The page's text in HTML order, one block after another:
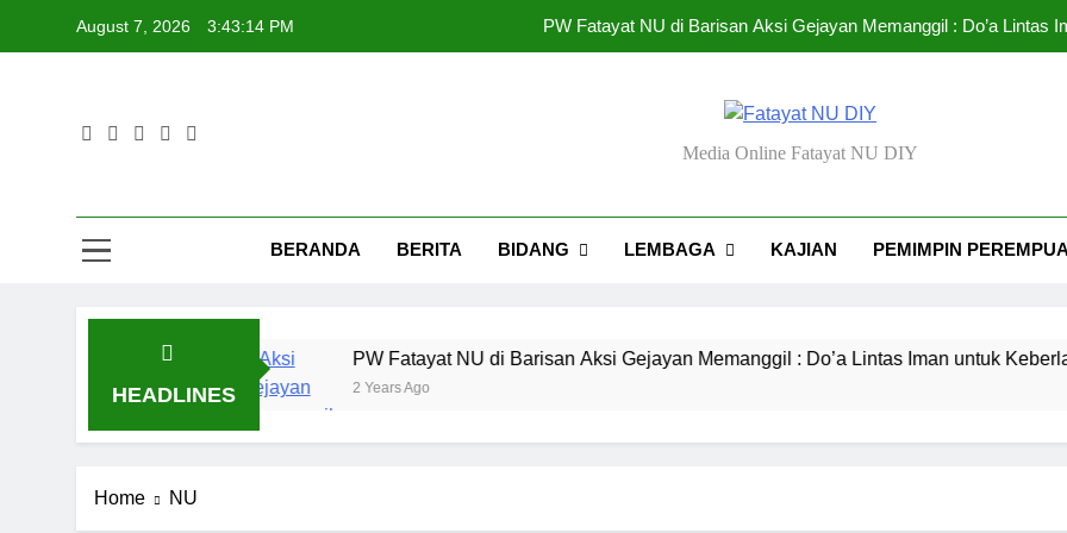
August 7, 2026 3:43:14 PM PW Fatayat NU di Barisan Aksi Gejayan Memanggil : Do’a Lintas
Rendahnya Partisipasi Pemimpin
Fatayat NU DIY
Media Online Fatayat NU DIY
BERANDA BERITA BIDANG LEMBAGA KAJIAN PEMIMPIN
HEADLINES
PW Fatayat NU di Barisan Aksi Gejayan Memanggil : Do’a Lintas Iman untuk
2 Years Ago
Home NU